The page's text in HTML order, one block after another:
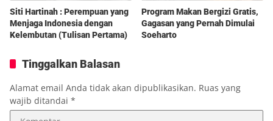
Siti Hartinah : Perempuan yang
Menjaga Indonesia dengan
Kelembutan (Tulisan Pertama)
Program Makan Bergizi Gratis,
Gagasan yang Pernah Dimulai
Soeharto
Tinggalkan Balasan
Alamat email Anda tidak akan dipublikasikan. Ruas yang
wajib ditandai *